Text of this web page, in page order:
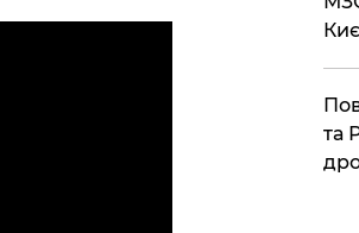
та